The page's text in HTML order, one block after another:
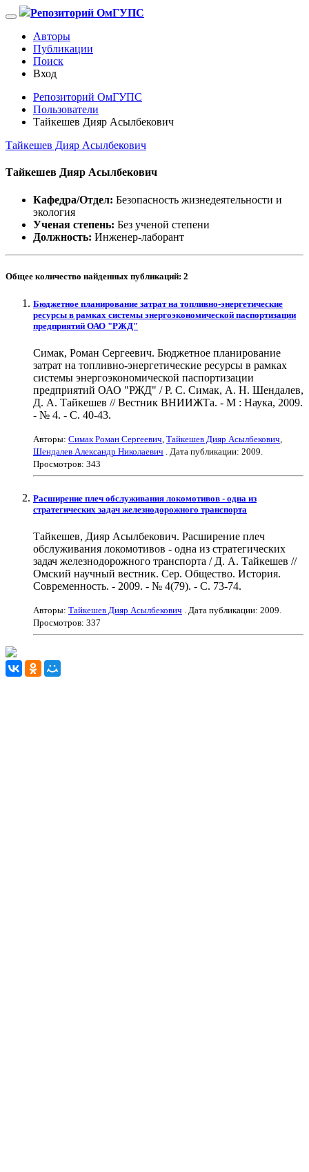
Репозиторий ОмГУПС
Авторы
Публикации
Поиск
Вход
Репозиторий ОмГУПС
Пользователи
Тайкешев Дияр Асылбекович
Тайкешев Дияр Асылбекович
Тайкешев Дияр Асылбекович
Кафедра/Отдел: Безопасность жизнедеятельности и
экология
Ученая степень: Без ученой степени
Должность: Инженер-лаборант
Общее количество найденных публикаций: 2
Бюджетное планирование затрат на топливно-энергетические
ресурсы в рамках системы энергоэкономической паспортизации
предприятий ОАО "РЖД"
Симак, Роман Сергеевич. Бюджетное планирование
затрат на топливно-энергетические ресурсы в рамках
системы энергоэкономической паспортизации
предприятий ОАО "РЖД" / Р. С. Симак, А. Н. Шендалев,
Д. А. Тайкешев // Вестник ВНИИЖТа. - М : Наука, 2009.
- № 4. - С. 40-43.
Авторы: Симак Роман Сергеевич, Тайкешев Дияр Асылбекович,
Шендалев Александр Николаевич . Дата публикации: 2009.
Просмотров: 343
Расширение плеч обслуживания локомотивов - одна из
стратегических задач железнодорожного транспорта
Тайкешев, Дияр Асылбекович. Расширение плеч
обслуживания локомотивов - одна из стратегических
задач железнодорожного транспорта / Д. А. Тайкешев //
Омский научный вестник. Сер. Общество. История.
Современность. - 2009. - № 4(79). - С. 73-74.
Авторы: Тайкешев Дияр Асылбекович . Дата публикации: 2009.
Просмотров: 337